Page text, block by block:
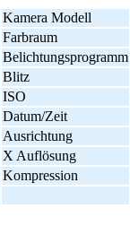
Kamera Modell
Farbraum
Belichtungsprogramm
Blitz
ISO
Datum/Zeit
Ausrichtung
X Auflösung
Kompression